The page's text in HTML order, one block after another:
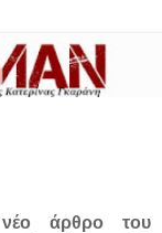
άρθρο του